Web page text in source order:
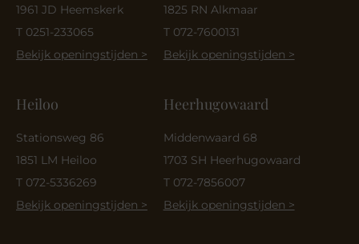
1961 JD Heemskerk
T 0251-233065
Bekijk openingstijden >
Heiloo
Stationsweg 86
1851 LM Heiloo
T 072-5336269
Bekijk openingstijden >
1825 RN Alkmaar
T 072-7600131
Bekijk openingstijden >
Heerhugowaard
Middenwaard 68
1703 SH Heerhugowaard
T 072-7856007
Bekijk openingstijden >